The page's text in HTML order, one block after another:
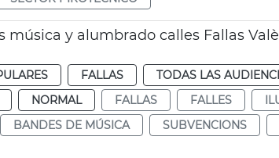
música y alumbrado calles Fallas
FALLAS TODAS LAS
NORMAL FALLAS FALLES
BANDES DE MÚSICA SUBVENCIONS